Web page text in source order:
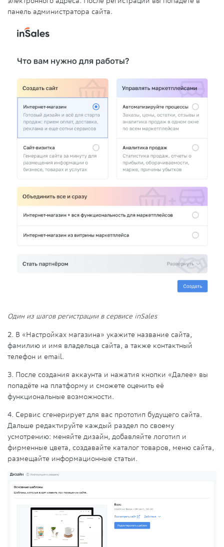
панель администратора сайта.
Один из шагов регистрации в сервисе inSales
2. В «Настройках магазина» укажите название сайта,
фамилию и имя владельца сайта, а также контактный
телефон и email.
3. После создания аккаунта и нажатия кнопки «Далее» вы
попадёте на платформу и сможете оценить её
функциональные возможности.
4. Сервис сгенерирует для вас прототип будущего сайта.
Дальше редактируйте каждый раздел по своему
усмотрению: меняйте дизайн, добавляйте логотип и
фирменные цвета, создавайте каталог товаров, меню сайта,
размещайте информационные статьи.